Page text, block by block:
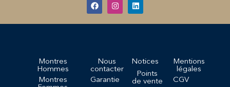
Montres
Hommes
Montres
Nous
contacter
Garantie
Notices
Points
de vente
Mentions
légales
CGV